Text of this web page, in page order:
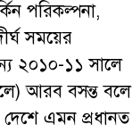
পরিকল্পনা,
সময়ের
২০১০-১১ সালে
আরব বসন্ত বলে
এমন প্রধানত